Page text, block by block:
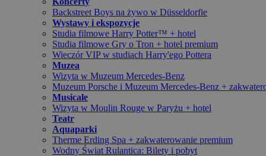
Backstreet Boys na żywo w Düsseldorfie
Wystawy i ekspozycje
Studia filmowe Harry Potter™ + hotel
Studia filmowe Gry o Tron + hotel premium
Wieczór VIP w studiach Harry'ego Pottera
Muzea
Wizyta w Muzeum Mercedes-Benz
Muzeum Porsche i Muzeum Mercedes-Benz +
Musicale
Wizyta w Moulin Rouge w Paryżu + hotel
Teatr
Aquaparki
Therme Erding Spa + zakwaterowanie premium
Wodny Świat Rulantica: Bilety i pobyt